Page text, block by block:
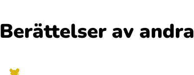
Berättelser av andra